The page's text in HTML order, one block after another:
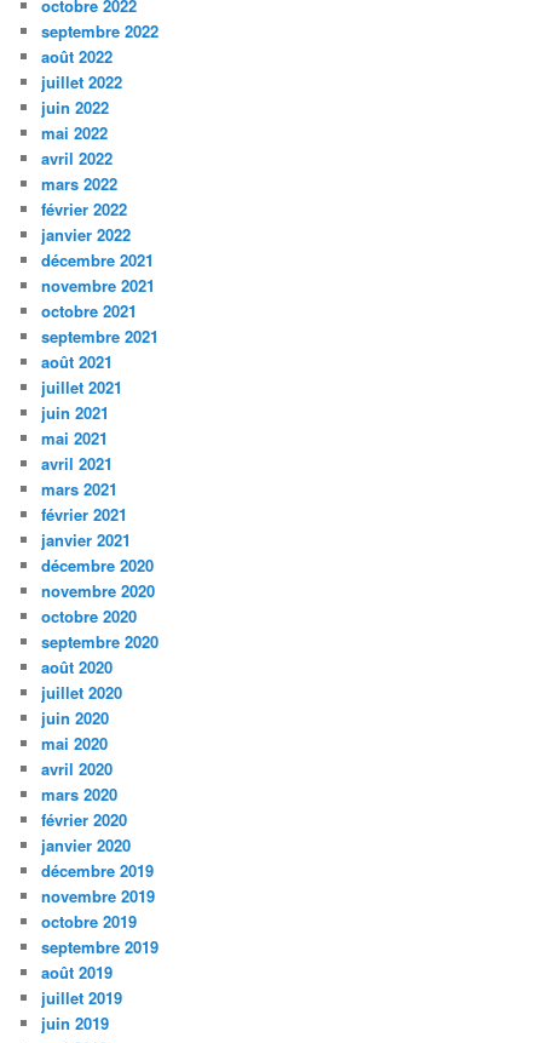
octobre 2022
septembre 2022
août 2022
juillet 2022
juin 2022
mai 2022
avril 2022
mars 2022
février 2022
janvier 2022
décembre 2021
novembre 2021
octobre 2021
septembre 2021
août 2021
juillet 2021
juin 2021
mai 2021
avril 2021
mars 2021
février 2021
janvier 2021
décembre 2020
novembre 2020
octobre 2020
septembre 2020
août 2020
juillet 2020
juin 2020
mai 2020
avril 2020
mars 2020
février 2020
janvier 2020
décembre 2019
novembre 2019
octobre 2019
septembre 2019
août 2019
juillet 2019
juin 2019